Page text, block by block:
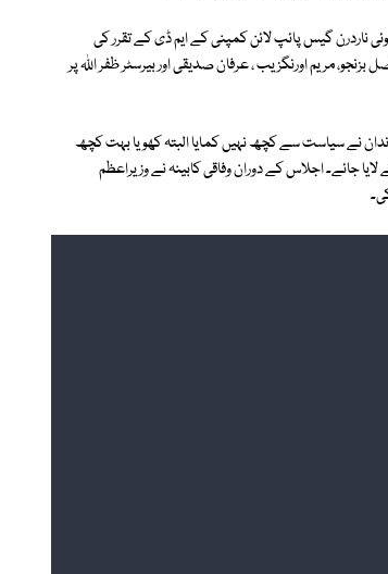
ناردرن گیس پائپ لائن کمپنی کے ایم ڈی کے تقرر کی
مریم اورنگزیب ، عرفان صدیقی اور بیرسٹر ظفر اللہ پر
کاروبار ہے، ہمارے خاندان نے سیاست سے کچھ نہیں کمایا البتہ کھویا بہت کچھ
جائے۔ اجلاس کے دوران وفاقی کابینہ نے وزیراعظم